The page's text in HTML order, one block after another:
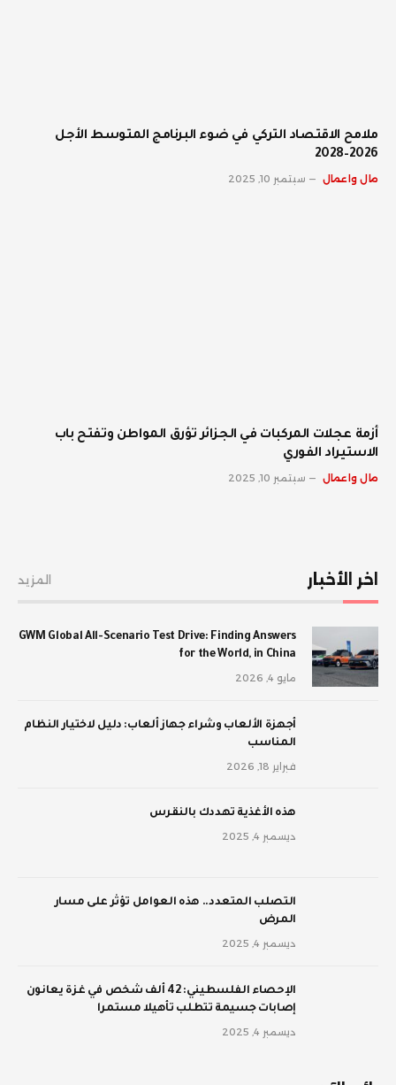
ملامح الاقتصاد التركي في ضوء البرنامج المتوسط الأجل
2026–2028
مال واعمال سبتمبر 10, 2025
أزمة عجلات المركبات في الجزائر تؤرق المواطن وتفتح باب
الاستيراد الفوري
مال واعمال سبتمبر 10, 2025
اخر الأخبار المزيد
GWM Global All-Scenario Test Drive: Finding Answers
for the World, in China
مايو 4, 2026
أجهزة الألعاب وشراء جهاز ألعاب: دليل لاختيار النظام
المناسب
فبراير 18, 2026
‫هذه الأغذية تهددك بالنقرس
ديسمبر 4, 2025
‫التصلب المتعدد.. هذه العوامل تؤثر على مسار
المرض
ديسمبر 4, 2025
الإحصاء الفلسطيني: 42 ألف شخص في غزة يعانون
إصابات جسيمة تتطلب تأهيلا مستمرا
ديسمبر 4, 2025